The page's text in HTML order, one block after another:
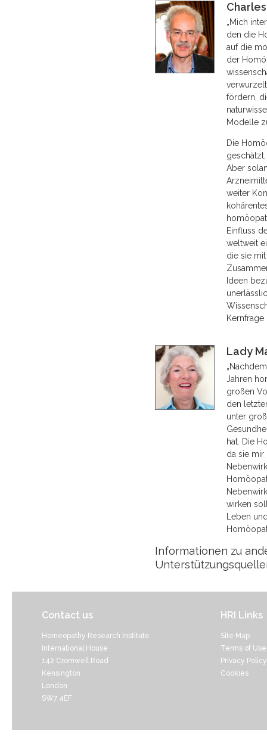
„Mich
den die
auf die
der
fördern,
Modelle
Die
Aber
weiter
Einfluss
weltweit
die sie
Ideen
Kernfrage
Lady
Jahren
großen
den
unter
hat. Die
da sie mir
wirken
Leben
Informationen zu
Contact us
Homeopathy Research Institute
International House
142 Cromwell Road
Kensington
London
SW7 4EF
HRI Links
Site Map
Terms of Use
Privacy Policy
Cookies